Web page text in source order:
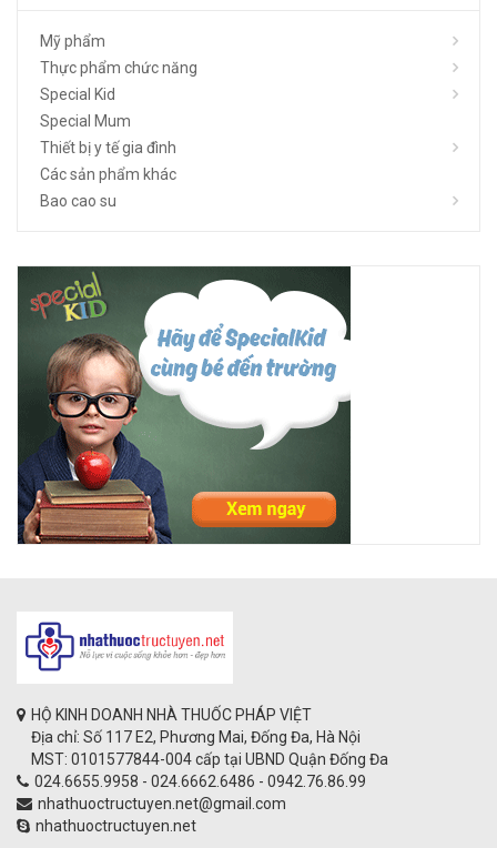
Mỹ phẩm
Thực phẩm chức năng
Special Kid
Special Mum
Thiết bị y tế gia đình
Các sản phẩm khác
Bao cao su
HỘ KINH DOANH NHÀ THUỐC PHÁP VIỆT
Địa chỉ: Số 117 E2, Phương Mai, Đống Đa, Hà Nội
MST: 0101577844-004 cấp tại UBND Quận Đống Đa
024.6655.9958 - 024.6662.6486 - 0942.76.86.99
nhathuoctructuyen.net@gmail.com
nhathuoctructuyen.net